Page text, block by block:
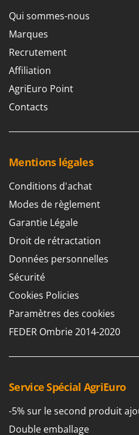
Qui sommes-nous
Marques
Recrutement
Affiliation
AgriEuro Point
Contacts
Mentions légales
Conditions d'achat
Modes de règlement
Garantie Légale
Droit de rétractation
Données personnelles
Sécurité
Cookies Policies
Paramètres des cookies
FEDER Ombrie 2014-2020
Service Spécial AgriEuro
-5% sur le second produit
Double emballage